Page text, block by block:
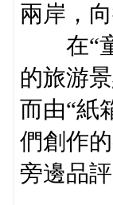
兩岸，
在“童
的旅游
而由“紙
們創作
旁邊品評